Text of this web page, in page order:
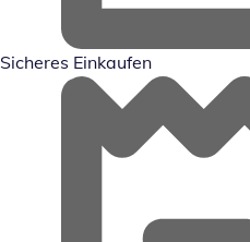
Sicheres Einkaufen